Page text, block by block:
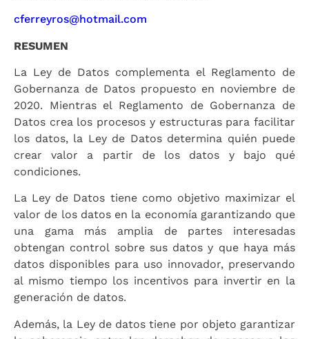
cferreyros@hotmail.com
RESUMEN
La Ley de Datos complementa el Reglamento de
Gobernanza de Datos propuesto en noviembre de
2020. Mientras el Reglamento de Gobernanza de
Datos crea los procesos y estructuras para facilitar
los datos, la Ley de Datos determina quién puede
crear valor a partir de los datos y bajo qué
condiciones.
La Ley de Datos tiene como objetivo maximizar el
valor de los datos en la economía garantizando que
una gama más amplia de partes interesadas
obtengan control sobre sus datos y que haya más
datos disponibles para uso innovador, preservando
al mismo tiempo los incentivos para invertir en la
generación de datos.
Además, la Ley de datos tiene por objeto garantizar